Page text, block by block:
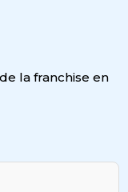
la franchise en